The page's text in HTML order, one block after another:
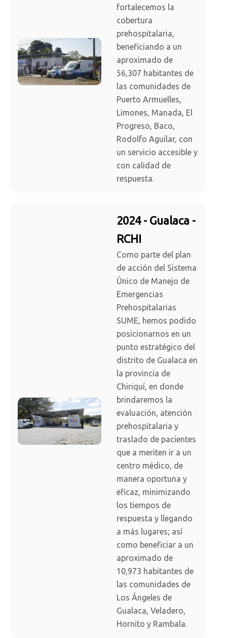
fortalecemos la
cobertura
prehospitalaria,
beneficiando a un
aproximado de
56,307 habitantes de
las comunidades de
Puerto Armuelles,
Limones, Manada, El
Progreso, Baco,
Rodolfo Aguilar, con
un servicio accesible y
con calidad de
respuesta.
2024 - Gualaca -
RCHI
Como parte del plan
de acción del Sistema
Único de Manejo de
Emergencias
Prehospitalarias
SUME, hemos podido
posicionarnos en un
punto estratégico del
distrito de Gualaca en
la provincia de
Chiriquí, en donde
brindaremos la
evaluación, atención
prehospitalaria y
traslado de pacientes
que a meriten ir a un
centro médico, de
manera oportuna y
eficaz, minimizando
los tiempos de
respuesta y llegando
a más lugares; así
como beneficiar a un
aproximado de
10,973 habitantes de
las comunidades de
Los Ángeles de
Gualaca, Veladero,
Hornito y Rambala.